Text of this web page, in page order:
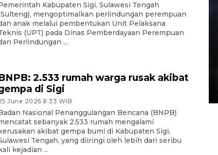
Kabupaten Sigi, Sulawesi Tengah
mengoptimalkan perlindungan perempuan
anak melalui pembentukan Unit Pelaksana
(UPT) pada Dinas Pemberdayaan Perempuan
Perlindungan ...
2.533 rumah warga rusak akibat
di Sigi
June 2026 8:33 WIB
Nasional Penanggulangan Bencana (BNPB)
sebanyak 2.533 rumah mengalami
akibat gempa bumi di Kabupaten Sigi,
Tengah, yang diiringi oleh lebih dari seribu
kejadian ...
di Satpas Polresta Palu
15 July 2026 14:08 WIB